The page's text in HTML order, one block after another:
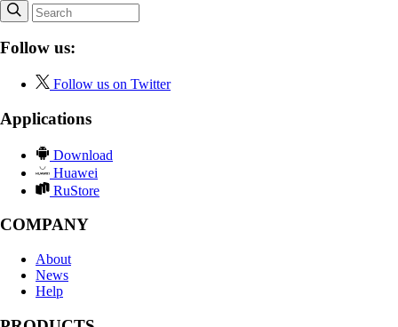
Follow us:
Follow us on Twitter
Applications
Download
Huawei
RuStore
COMPANY
About
News
Help